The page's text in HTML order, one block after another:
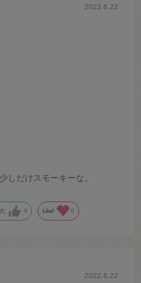
2022.6.22
しだけスモーキーな。
0 Like! 0
2022.6.22